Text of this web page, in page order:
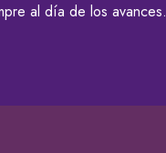
al día de los avances.